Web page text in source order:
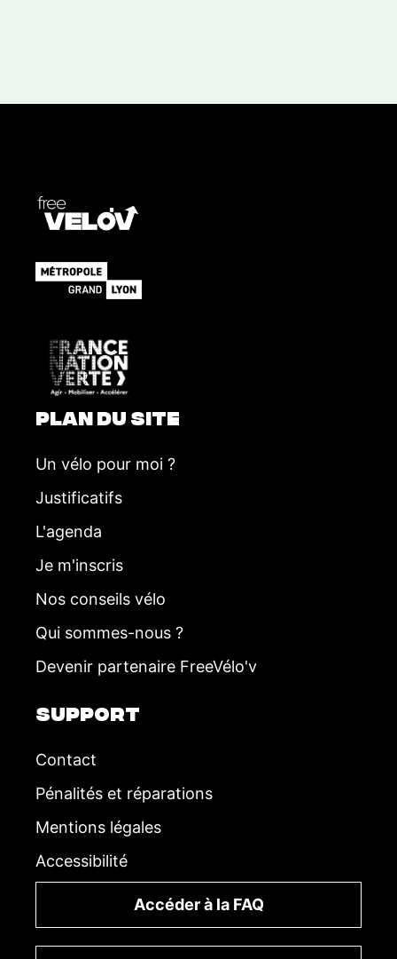
n
è
n
m
PLAN DU SITE
Un vélo pour moi ?
Justificatifs
L'agenda
Je m'inscris
Nos conseils vélo
Qui sommes-nous ?
Devenir partenaire FreeVélo'v
SUPPORT
Contact
Pénalités et réparations
Mentions légales
Accessibilité
Accéder à la FAQ